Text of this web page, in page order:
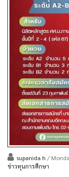
supanida h /
ข่าวทุนการศึกษา